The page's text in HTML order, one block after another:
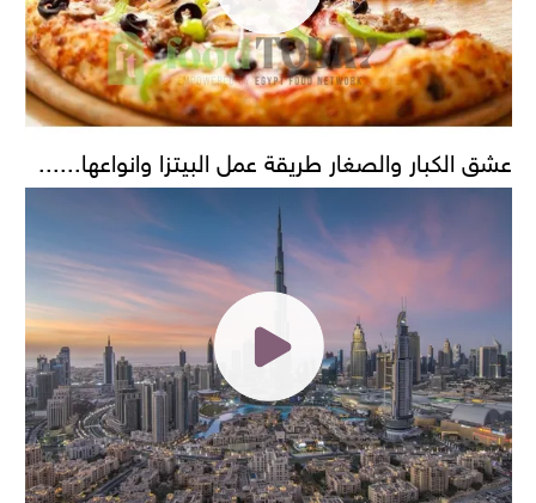
عشق الكبار والصغار طريقة عمل البيتزا وانواعها......